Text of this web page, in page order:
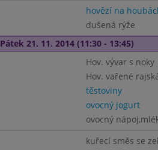
hovězí na
dušená rýže
Pátek 21. 11. 2014 (11:30 - 13:45)
Hov. vývar s noky
Hov. vařené
těstoviny
ovocný jogurt
ovocný
kuřecí směs se